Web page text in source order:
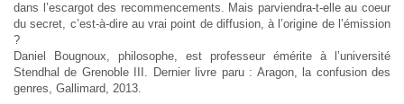
dans l’escargot des recommencements. Mais parviendra-t-elle au coeur
du secret, c’est-à-dire au vrai point de diffusion, à l’origine de l’émission
?
Daniel Bougnoux, philosophe, est professeur émérite à l’université
Stendhal de Grenoble III. Dernier livre paru : Aragon, la confusion des
genres, Gallimard, 2013.